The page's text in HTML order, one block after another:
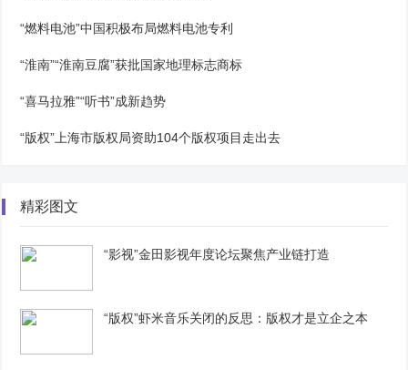
“燃料电池”中国积极布局燃料电池专利
“淮南”“淮南豆腐”获批国家地理标志商标
“喜马拉雅”“听书”成新趋势
“版权”上海市版权局资助104个版权项目走出去
精彩图文
“影视”金田影视年度论坛聚焦产业链打造
“版权”虾米音乐关闭的反思：版权才是立企之本